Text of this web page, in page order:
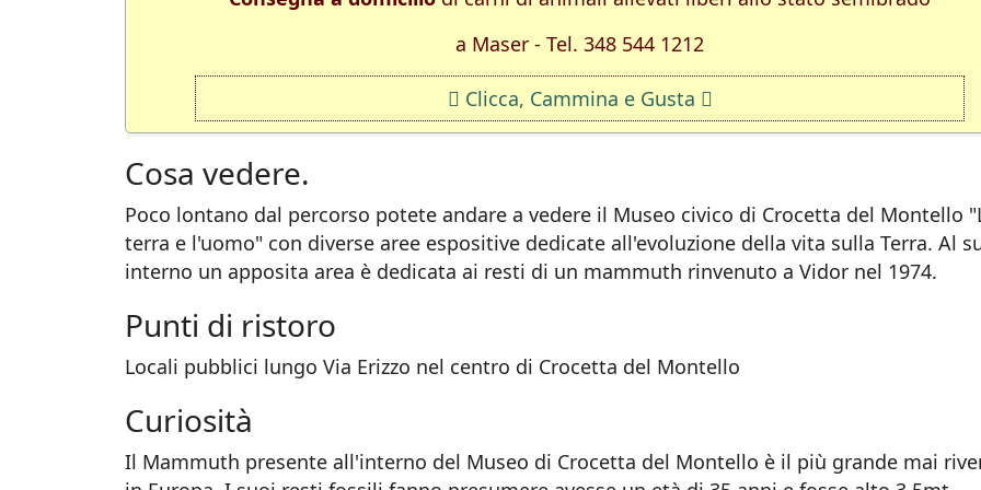
a Maser - Tel. 348 544 1212
Clicca, Cammina e Gusta
Cosa vedere.
Poco lontano dal percorso potete andare a vedere il Museo civico di Crocetta del Montello
terra e l'uomo" con diverse aree espositive dedicate all'evoluzione della vita sulla Terra. Al
interno un apposita area è dedicata ai resti di un mammuth rinvenuto a Vidor nel 1974.
Punti di ristoro
Locali pubblici lungo Via Erizzo nel centro di Crocetta del Montello
Curiosità
Il Mammuth presente all'interno del Museo di Crocetta del Montello è il più grande mai